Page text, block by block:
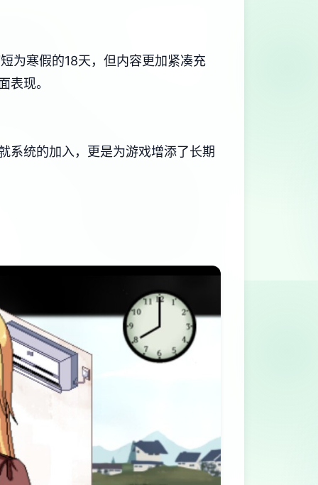
为寒假的18天，但内容更加紧凑充
表现。
系统的加入​​，更是为游戏增添了长期